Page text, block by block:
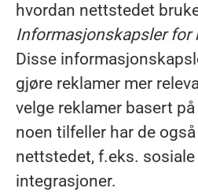
hvordan nettstedet
Informasjonskapsler for
Disse
gjøre reklamer mer
velge reklamer basert
noen tilfeller har de
nettstedet, f.eks. sosiale
integrasjoner.